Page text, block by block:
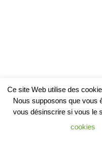
Ce site Web utilise des
Nous supposons que vous
vous désinscrire si vous le
cookies